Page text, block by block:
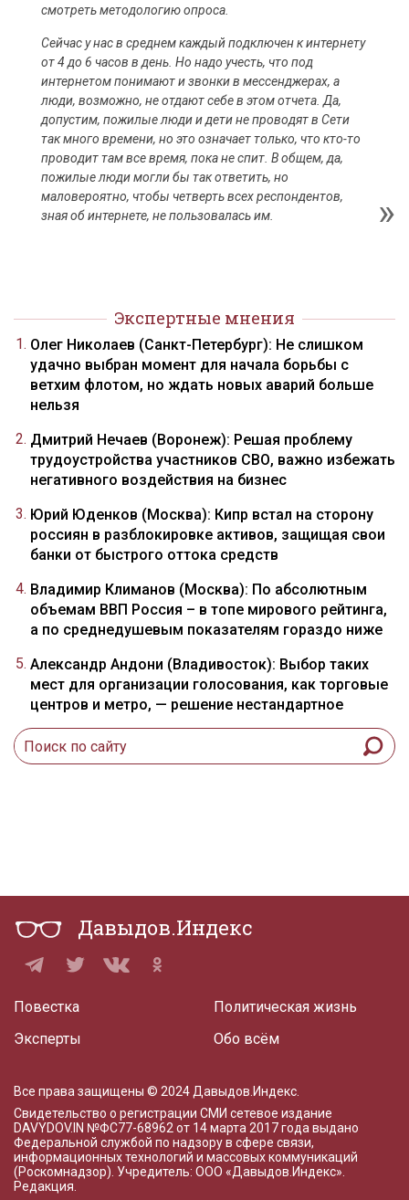
смотреть методологию опроса.
Сейчас у нас в среднем каждый подключен к интернету
от 4 до 6 часов в день. Но надо учесть, что под
интернетом понимают и звонки в мессенджерах, а
люди, возможно, не отдают себе в этом отчета. Да,
допустим, пожилые люди и дети не проводят в Сети
так много времени, но это означает только, что кто-то
проводит там все время, пока не спит. В общем, да,
пожилые люди могли бы так ответить, но
маловероятно, чтобы четверть всех респондентов,
зная об интернете, не пользовалась им.
Экспертные мнения
Олег Николаев (Санкт-Петербург): Не слишком
удачно выбран момент для начала борьбы с
ветхим флотом, но ждать новых аварий больше
нельзя
Дмитрий Нечаев (Воронеж): Решая проблему
трудоустройства участников СВО, важно избежать
негативного воздействия на бизнес
Юрий Юденков (Москва): Кипр встал на сторону
россиян в разблокировке активов, защищая свои
банки от быстрого оттока средств
Владимир Климанов (Москва): По абсолютным
объемам ВВП Россия – в топе мирового рейтинга,
а по среднедушевым показателям гораздо ниже
Александр Андони (Владивосток): Выбор таких
мест для организации голосования, как торговые
центров и метро, — решение нестандартное
Давыдов.Индекс
Повестка
Эксперты
Политическая жизнь
Обо всём
Все права защищены © 2024 Давыдов.Индекс.
Свидетельство о регистрации СМИ сетевое издание
DAVYDOV.IN №ФС77-68962 от 14 марта 2017 года выдано
Федеральной службой по надзору в сфере связи,
информационных технологий и массовых коммуникаций
(Роскомнадзор). Учредитель: ООО «Давыдов.Индекс».
Редакция